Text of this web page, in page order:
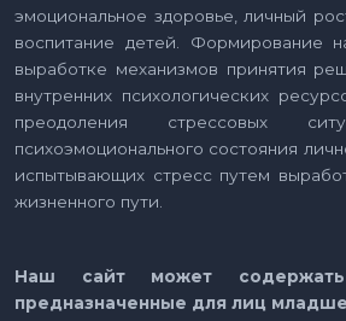
эмоциональное здоровье, личный
воспитание детей. Формирование
выработке механизмов принятия
внутренних психологических
преодоления стрессовых
психоэмоционального состояния
испытывающих стресс путем
жизненного пути.
Наш сайт может
предназначенные для лиц младше